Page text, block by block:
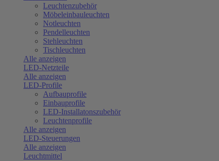
Leuchtenzubehör
Möbeleinbauleuchten
Notleuchten
Pendelleuchten
Stehleuchten
Tischleuchten
Alle anzeigen
LED-Netzteile
Alle anzeigen
LED-Profile
Aufbauprofile
Einbauprofile
LED-Installatonszubehör
Leuchtenprofile
Alle anzeigen
LED-Steuerungen
Alle anzeigen
Leuchtmittel